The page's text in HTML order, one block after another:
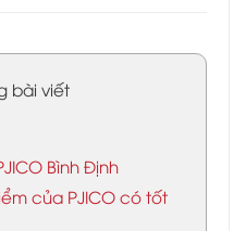
bài viết
Bình Định
của PJICO có tốt